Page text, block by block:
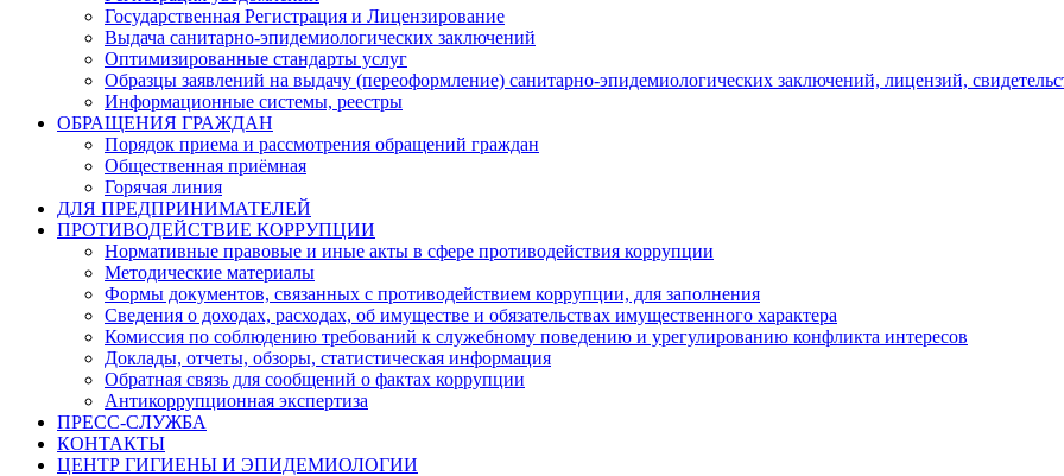
Государственная Регистрация и Лицензирование
Выдача санитарно-эпидемиологических заключений
Оптимизированные стандарты услуг
Образцы заявлений на выдачу (переоформление) санитарно-эпидемиологических заключений, лицензий,
Информационные системы, реестры
ОБРАЩЕНИЯ ГРАЖДАН
Порядок приема и рассмотрения обращений граждан
Общественная приёмная
Горячая линия
ДЛЯ ПРЕДПРИНИМАТЕЛЕЙ
ПРОТИВОДЕЙСТВИЕ КОРРУПЦИИ
Нормативные правовые и иные акты в сфере противодействия коррупции
Методические материалы
Формы документов, связанных с противодействием коррупции, для заполнения
Сведения о доходах, расходах, об имуществе и обязательствах имущественного характера
Комиссия по соблюдению требований к служебному поведению и урегулированию конфликта интересов
Доклады, отчеты, обзоры, статистическая информация
Обратная связь для сообщений о фактах коррупции
Антикоррупционная экспертиза
ПРЕСС-СЛУЖБА
КОНТАКТЫ
ЦЕНТР ГИГИЕНЫ И ЭПИДЕМИОЛОГИИ